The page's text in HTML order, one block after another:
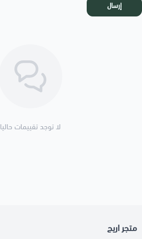
إرسال
لا توجد تقييمات حاليا
متجر اريج